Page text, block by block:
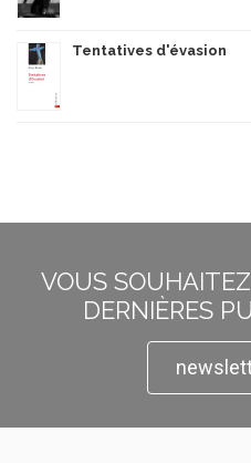
Tentatives d'évasion
VOUS
DERNIÈRES